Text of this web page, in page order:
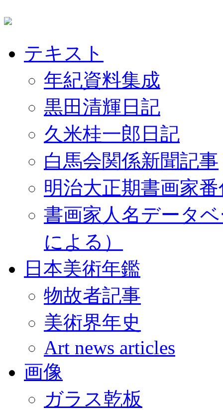
テキスト
年紀資料集成
黒田清輝日記
久米桂一郎日記
白馬会関係新聞記事
明治大正期書画家
書画家人名データ
による）
日本美術年鑑
物故者記事
美術界年史
Art news articles
画像
ガラス乾板